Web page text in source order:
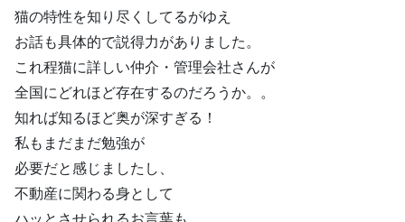
猫の特性を知り尽くしてるがゆえ
お話も具体的で説得力がありました。
これ程猫に詳しい仲介・管理会社さんが
全国にどれほど存在するのだろうか。。
知れば知るほど奥が深すぎる！
私もまだまだ勉強が
必要だと感じましたし、
不動産に関わる身として
ハッとさせられるお言葉も。